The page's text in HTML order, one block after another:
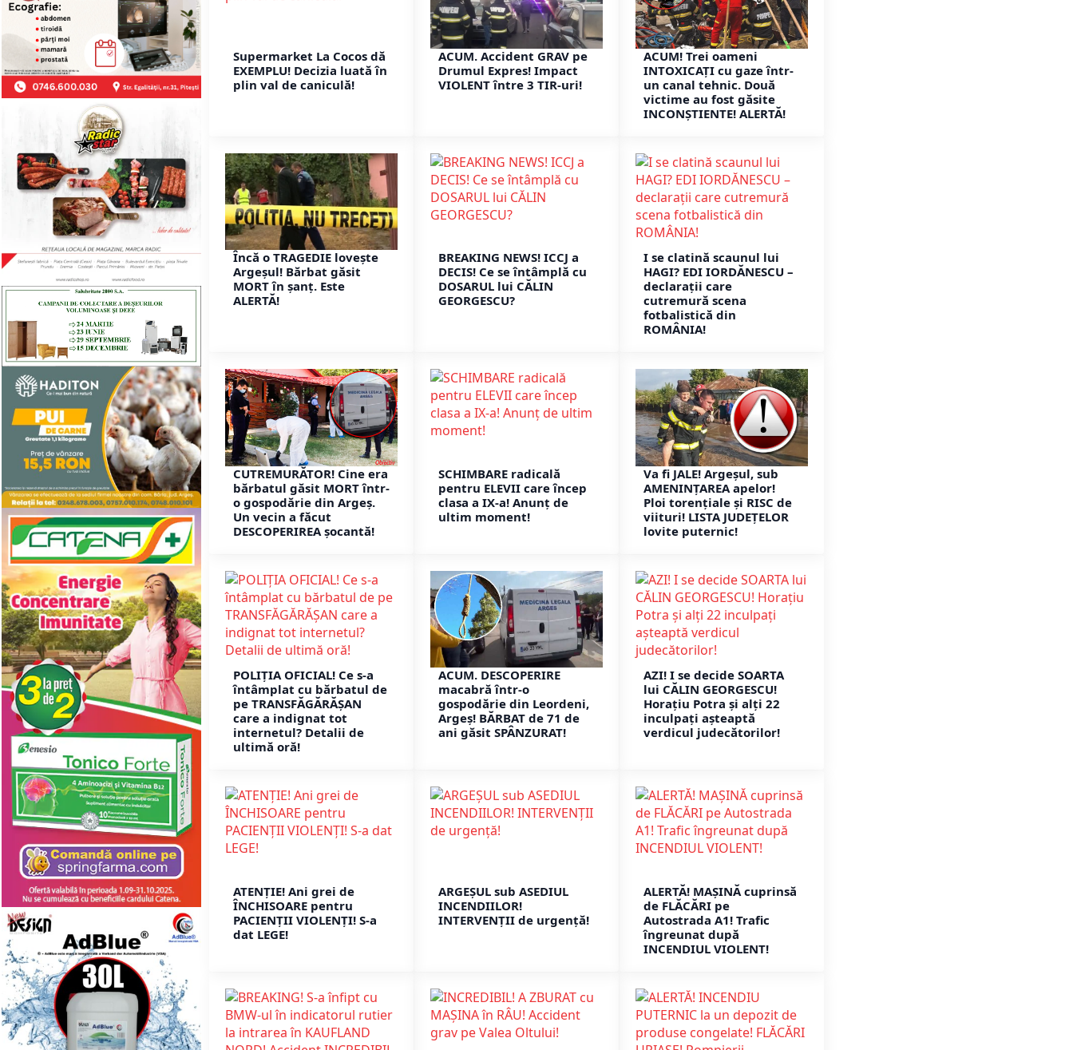
Supermarket La Cocos dă
EXEMPLU! Decizia luată în
plin val de caniculă!
ACUM. Accident GRAV pe
Drumul Expres! Impact
VIOLENT între 3 TIR-uri!
ACUM! Trei oameni
INTOXICAȚI cu gaze într-
un canal tehnic. Două
victime au fost găsite
INCONȘTIENTE! ALERTĂ!
Încă o TRAGEDIE lovește
Argeșul! Bărbat găsit
MORT în șanț. Este
ALERTĂ!
BREAKING NEWS! ICCJ a
DECIS! Ce se întâmplă cu
DOSARUL lui CĂLIN
GEORGESCU?
I se clatină scaunul lui
HAGI? EDI IORDĂNESCU –
declarații care
cutremură scena
fotbalistică din
ROMÂNIA!
CUTREMURĂTOR! Cine era
bărbatul găsit MORT într-
o gospodărie din Argeș.
Un vecin a făcut
DESCOPERIREA șocantă!
SCHIMBARE radicală
pentru ELEVII care încep
clasa a IX-a! Anunț de
ultim moment!
Va fi JALE! Argeșul, sub
AMENINȚAREA apelor!
Ploi torențiale și RISC de
viituri! LISTA JUDEȚELOR
lovite puternic!
POLIȚIA OFICIAL! Ce s-a
întâmplat cu bărbatul de
pe TRANSFĂGĂRĂȘAN
care a indignat tot
internetul? Detalii de
ultimă oră!
ACUM. DESCOPERIRE
macabră într-o
gospodărie din Leordeni,
Argeș! BĂRBAT de 71 de
ani găsit SPÂNZURAT!
AZI! I se decide SOARTA
lui CĂLIN GEORGESCU!
Horațiu Potra și alți 22
inculpați așteaptă
verdicul judecătorilor!
ATENȚIE! Ani grei de
ÎNCHISOARE pentru
PACIENȚII VIOLENȚI! S-a
dat LEGE!
ARGEȘUL sub ASEDIUL
INCENDIILOR!
INTERVENȚII de urgență!
ALERTĂ! MAȘINĂ cuprinsă
de FLĂCĂRI pe
Autostrada A1! Trafic
îngreunat după
INCENDIUL VIOLENT!